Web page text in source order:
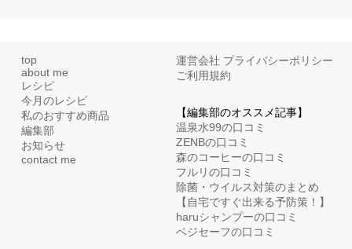
top
about me
レシピ
今月のレシピ
私のおすすめ商品
編集部
お知らせ
contact me
運営会社 プライバシーポリシー
ご利用規約
【編集部のオススメ記事】
温泉水99の口コミ
ZENBの口コミ
森のコーヒーの口コミ
フルリの口コミ
除菌・ウイルス対策のまとめ
【自宅ですぐ出来る予防策！】
haruシャンプーの口コミ
ベジセーフの口コミ